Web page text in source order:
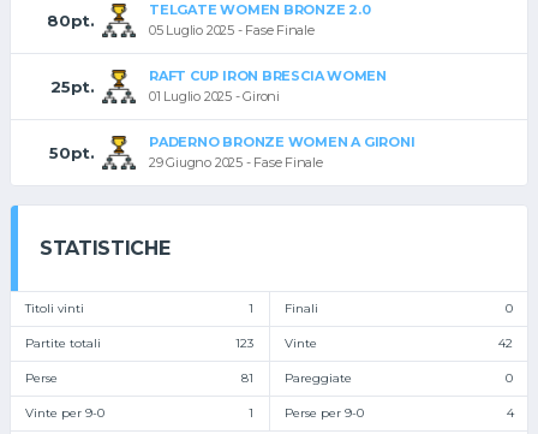
80pt.
TELGATE WOMEN BRONZE 2.0
05 Luglio 2025 - Fase Finale
25pt.
RAFT CUP IRON BRESCIA WOMEN
01 Luglio 2025 - Gironi
50pt.
PADERNO BRONZE WOMEN A GIRONI
29 Giugno 2025 - Fase Finale
STATISTICHE
Titoli vinti 1 Finali 0
Partite totali 123 Vinte 42
Perse 81 Pareggiate 0
Vinte per 9-0 1 Perse per 9-0 4